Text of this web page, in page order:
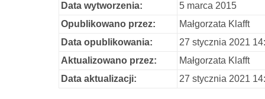
Data wytworzenia:
5 marca 2015
Opublikowano przez:
Małgorzata Klafft
Data opublikowania:
27 stycznia 2021
Aktualizowano przez:
Małgorzata Klafft
Data aktualizacji:
27 stycznia 2021